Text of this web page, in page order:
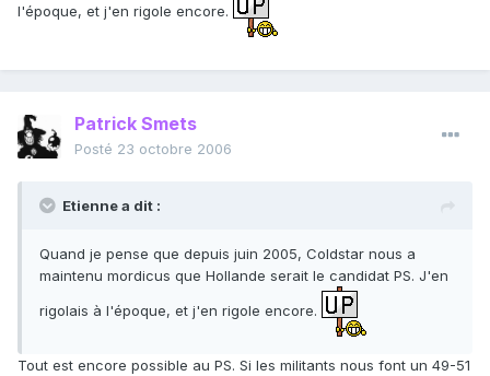
l'époque, et j'en rigole encore.
Patrick Smets
Posté 23 octobre 2006
Etienne a dit :
Quand je pense que depuis juin 2005, Coldstar nous a
maintenu mordicus que Hollande serait le candidat PS. J'en
rigolais à l'époque, et j'en rigole encore.
Tout est encore possible au PS. Si les militants nous font un 49-51